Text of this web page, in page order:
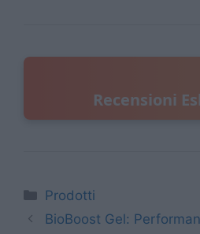
Recensioni
Categorie
Prodotti
BioBoost Gel: